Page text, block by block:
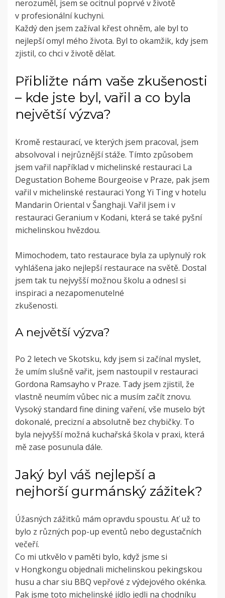
nerozuměl, jsem se ocitnul poprvé v životě
v profesionální kuchyni.
Každý den jsem zažíval křest ohněm, ale byl to
nejlepší omyl mého života. Byl to okamžik, kdy jsem
zjistil, co chci v životě dělat.
Přibližte nám vaše zkušenosti
– kde jste byl, vařil a co byla
největší výzva?
Kromě restaurací, ve kterých jsem pracoval, jsem
absolvoval i nejrůznější stáže. Tímto způsobem
jsem vařil například v michelinské restauraci La
Degustation Boheme Bourgeoise v Praze, pak jsem
vařil v michelinské restauraci Yong Yi Ting v hotelu
Mandarin Oriental v Šanghaji. Vařil jsem i v
restauraci Geranium v Kodani, která se také pyšní
michelinskou hvězdou.
Mimochodem, tato restaurace byla za uplynulý rok
vyhlášena jako nejlepší restaurace na světě. Dostal
jsem tak tu nejvyšší možnou školu a odnesl si
inspiraci a nezapomenutelné
zkušenosti.
A největší výzva?
Po 2 letech ve Skotsku, kdy jsem si začínal myslet,
že umím slušně vařit, jsem nastoupil v restauraci
Gordona Ramsayho v Praze. Tady jsem zjistil, že
vlastně neumím vůbec nic a musím začít znovu.
Vysoký standard fine dining vaření, vše muselo být
dokonalé, precizní a absolutně bez chybičky. To
byla nejvyšší možná kuchařská škola v praxi, která
mě zase posunula dále.
Jaký byl váš nejlepší a
nejhorší gurmánský zážitek?
Úžasných zážitků mám opravdu spoustu. Ať už to
bylo z různých pop-up eventů nebo degustačních
večeří.
Co mi utkvělo v paměti bylo, když jsme si
v Hongkongu objednali michelinskou pekingskou
husu a char siu BBQ vepřové z výdejového okénka.
Pak jsme toto michelinské jídlo jedli na chodníku